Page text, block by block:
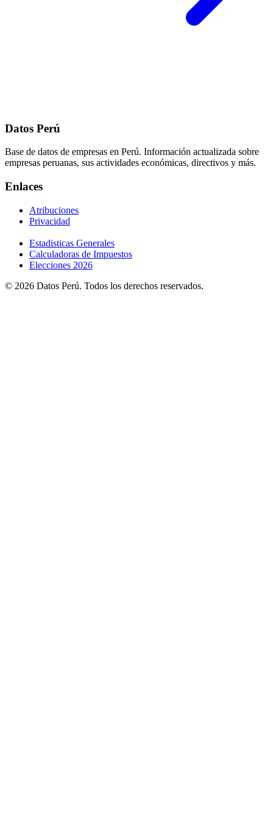
Datos Perú
Base de datos de empresas en Perú. Información actualizada sobre
empresas peruanas, sus actividades económicas, directivos y más.
Enlaces
Atribuciones
Privacidad
Estadisticas Generales
Calculadoras de Impuestos
Elecciones 2026
© 2026 Datos Perú. Todos los derechos reservados.